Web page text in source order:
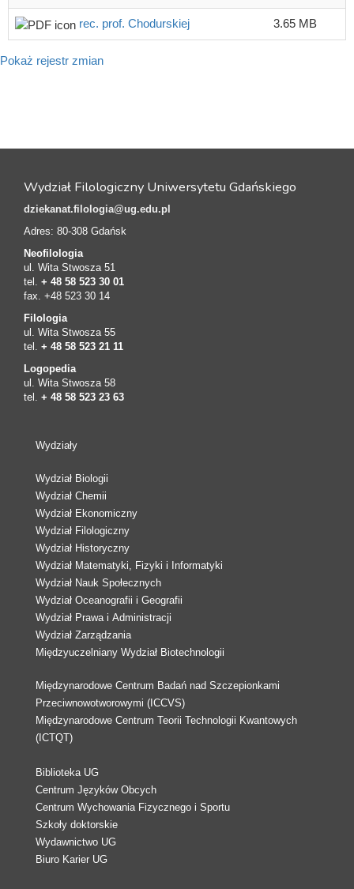
rec. prof. Chodurskiej 3.65 MB
Pokaż rejestr zmian
Wydział Filologiczny Uniwersytetu Gdańskiego
dziekanat.filologia@ug.edu.pl
Adres: 80-308 Gdańsk
Neofilologia
ul. Wita Stwosza 51
tel. + 48 58 523 30 01
fax. +48 523 30 14
Filologia
ul. Wita Stwosza 55
tel. + 48 58 523 21 11
Logopedia
ul. Wita Stwosza 58
tel. + 48 58 523 23 63
Wydziały
Wydział Biologii
Wydział Chemii
Wydział Ekonomiczny
Wydział Filologiczny
Wydział Historyczny
Wydział Matematyki, Fizyki i Informatyki
Wydział Nauk Społecznych
Wydział Oceanografii i Geografii
Wydział Prawa i Administracji
Wydział Zarządzania
Międzyuczelniany Wydział Biotechnologii
Międzynarodowe Centrum Badań nad Szczepionkami
Przeciwnowotworowymi (ICCVS)
Międzynarodowe Centrum Teorii Technologii Kwantowych
(ICTQT)
Biblioteka UG
Centrum Języków Obcych
Centrum Wychowania Fizycznego i Sportu
Szkoły doktorskie
Wydawnictwo UG
Biuro Karier UG